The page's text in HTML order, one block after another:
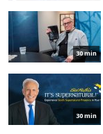
30 min
30 min